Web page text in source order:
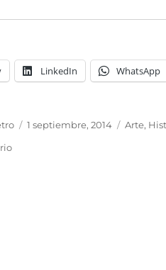
LinkedIn WhatsApp
1 septiembre, 2014 Arte,
en